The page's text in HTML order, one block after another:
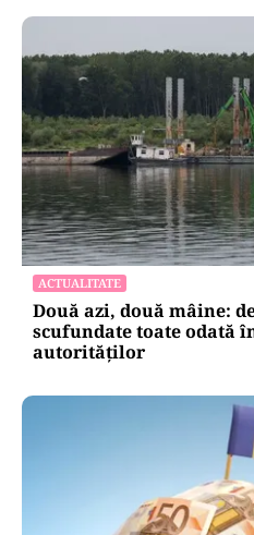
ACTUALITATE
Două azi, două mâine:
scufundate toate odată
autorităților